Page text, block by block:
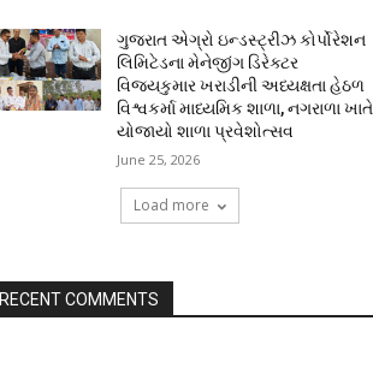
ગુજરાત એગ્રો ઇન્ડસ્ટ્રીઝ કોર્પોરેશન
લિમિટેડના મેનેજીંગ ડિરેક્ટર
વિજયકુમાર ખરાડીની અધ્યક્ષતા હેઠળ
વિશ્વકર્મા માધ્યમિક શાળા, નગરાળા ખાતે
યોજાયો શાળા પ્રવેશોત્સવ
June 25, 2026
Load more
RECENT COMMENTS